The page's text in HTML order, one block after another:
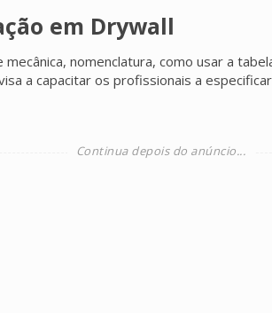
em Drywall
nomenclatura, como usar a
a capacitar os profissionais a